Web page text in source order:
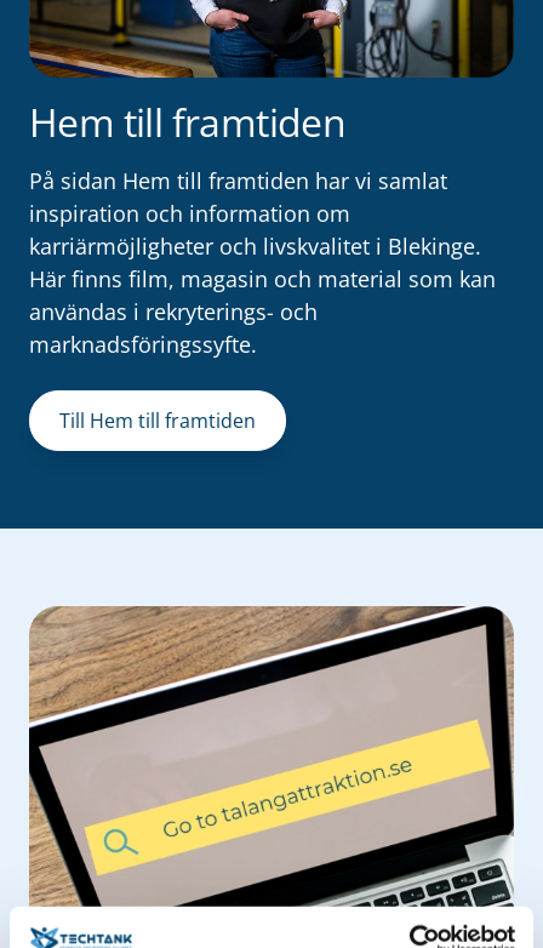
Hem till framtiden
På sidan Hem till framtiden har vi samlat
inspiration och information om
karriärmöjligheter och livskvalitet i Blekinge.
Här finns film, magasin och material som kan
användas i rekryterings- och
marknadsföringssyfte.
Till Hem till framtiden